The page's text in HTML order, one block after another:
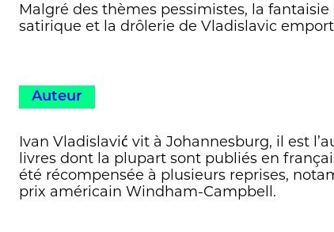
Malgré des thèmes pessimistes, la
satirique et la drôlerie de Vladislavic
Auteur
Ivan Vladislavić vit à Johannesburg, il est
livres dont la plupart sont publiés en
été récompensée à plusieurs reprises,
prix américain Windham-Campbell.